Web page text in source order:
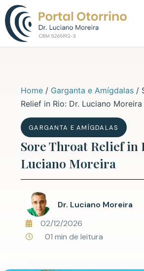
Home / Garganta e Amígdalas /
Relief in Rio: Dr. Luciano Moreira
GARGANTA E AMÍGDALAS
Sore Throat Relief in
Luciano Moreira
Dr. Luciano Moreira
02/12/2026
01 min de leitura